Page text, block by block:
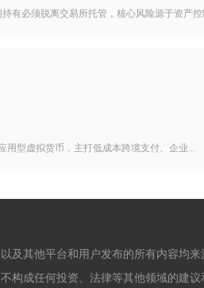
有必须脱离交易所托管，核心风险源于资产
用型虚拟货币，主打低成本跨境支付、企业...
及其他平台和用户发布的所有内容均
构成任何投资、法律等其他领域的建